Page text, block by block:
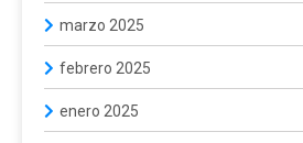
marzo 2025
febrero 2025
enero 2025